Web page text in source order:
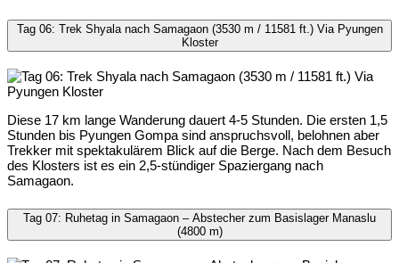
Tag 06: Trek Shyala nach Samagaon (3530 m / 11581 ft.) Via Pyungen
Kloster
Diese 17 km lange Wanderung dauert 4-5 Stunden. Die ersten 1,5
Stunden bis Pyungen Gompa sind anspruchsvoll, belohnen aber
Trekker mit spektakulärem Blick auf die Berge. Nach dem Besuch
des Klosters ist es ein 2,5-stündiger Spaziergang nach
Samagaon.
Tag 07: Ruhetag in Samagaon – Abstecher zum Basislager Manaslu
(4800 m)